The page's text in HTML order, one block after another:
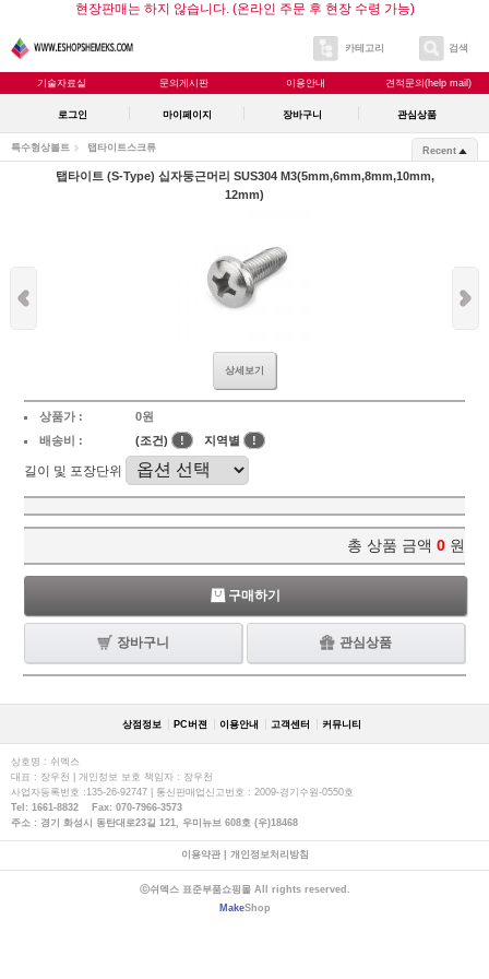
현장판매는 하지 않습니다. (온라인 주문 후 현장 수령 가능)
카테고리 검색
기술자료실 문의게시판 이용안내 견적문의(help mail)
로그인 마이페이지 장바구니 관심상품
특수형상볼트 탭타이트스크류 Recent
탭타이트 (S-Type) 십자둥근머리 SUS304 M3(5mm,6mm,8mm,10mm,
12mm)
상세보기
상품가 :
0원
배송비 :
(조건) ! 지역별 !
길이 및 포장단위
총 상품 금액 0 원
구매하기
장바구니 관심상품
상점정보 PC버젼 이용안내 고객센터 커뮤니티
상호명 : 쉬멕스
대표 : 장우천 | 개인정보 보호 책임자 : 장우천
사업자등록번호 :135-26-92747 | 통신판매업신고번호 : 2009-경기수원-0550호
Tel: 1661-8832 Fax: 070-7966-3573
주소 : 경기 화성시 동탄대로23길 121, 우미뉴브 608호 (우)18468
이용약관| 개인정보처리방침
ⓒ쉬멕스 표준부품쇼핑몰 All rights reserved.
MakeShop